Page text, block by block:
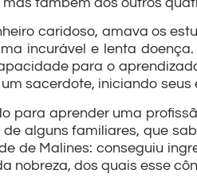
caridoso, amava os
incurável e lenta
para o
sacerdote, iniciando
para aprender uma
alguns familiares, que
de Malines: conseguiu
nobreza, dos quais esse